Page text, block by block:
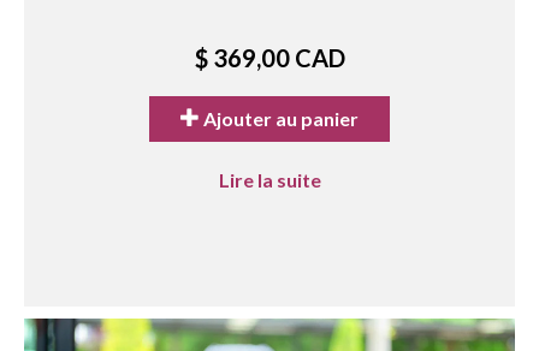
$ 369,00 CAD
Ajouter au panier
Lire la suite